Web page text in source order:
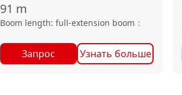
91 m
Boom length: full-extension boom ：
Запрос Узнать больше